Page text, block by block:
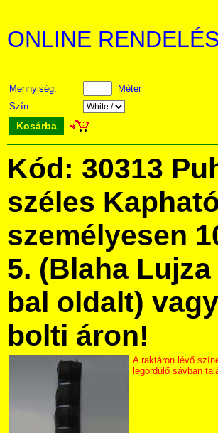
ONLINE
Mennyiség:
Méter
Szín:
Kosárba
Kód: 30313
széles
személyesen
5. (Blaha
bal oldalt)
bolti áron!
A raktáron lévő
legördülő sávban